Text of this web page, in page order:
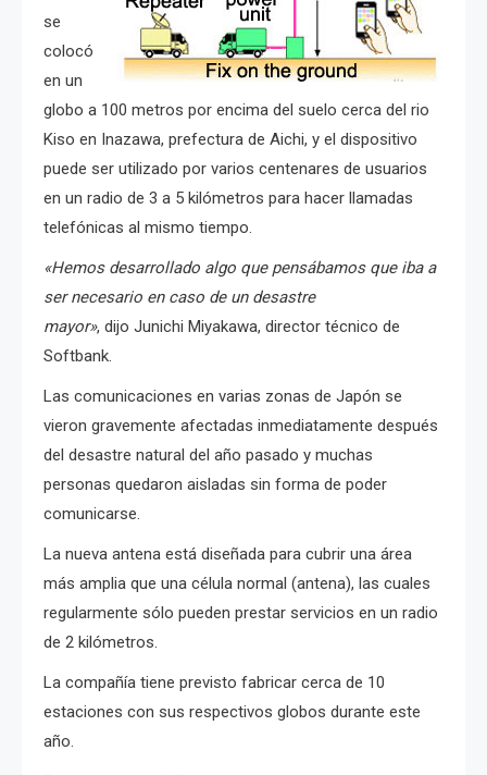
se
colocó
en un
globo a 100 metros por encima del suelo cerca del rio
Kiso en Inazawa, prefectura de Aichi, y el dispositivo
puede ser utilizado por varios centenares de usuarios
en un radio de 3 a 5 kilómetros para hacer llamadas
telefónicas al mismo tiempo.
«Hemos desarrollado algo que pensábamos que iba a
ser necesario en caso de un desastre
mayor», dijo Junichi Miyakawa, director técnico de
Softbank.
Las comunicaciones en varias zonas de Japón se
vieron gravemente afectadas inmediatamente después
del desastre natural del año pasado y muchas
personas quedaron aisladas sin forma de poder
comunicarse.
La nueva antena está diseñada para cubrir una área
más amplia que una célula normal (antena), las cuales
regularmente sólo pueden prestar servicios en un radio
de 2 kilómetros.
La compañía tiene previsto fabricar cerca de 10
estaciones con sus respectivos globos durante este
año.